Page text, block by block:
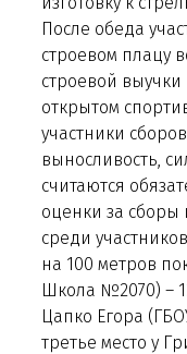
После обеда
строевом плацу
строевой
открытом
участники
выносливость,
считаются
оценки за сборы
среди
на 100 метров
Школа №2070) –
Цапко Егора
третье место у